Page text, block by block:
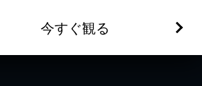
今すぐ観る